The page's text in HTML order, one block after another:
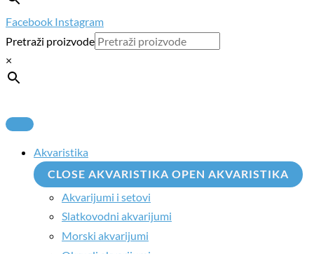
Facebook Instagram
Pretraži proizvode
×
Akvaristika
CLOSE AKVARISTIKA OPEN AKVARISTIKA
Akvarijumi i setovi
Slatkovodni akvarijumi
Morski akvarijumi